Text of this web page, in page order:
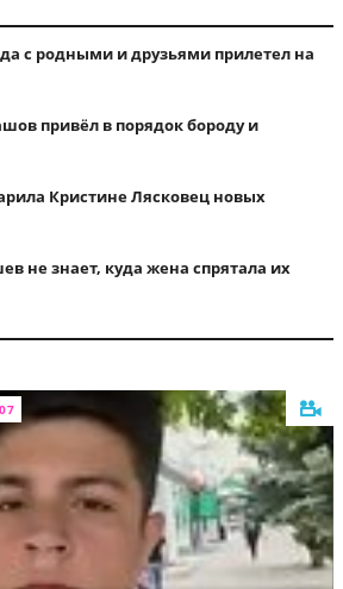
с родными и друзьями прилетел на
привёл в порядок бороду и
Кристине Лясковец новых
не знает, куда жена спрятала их